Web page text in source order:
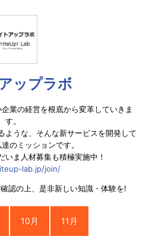
ップラボ
業の経営を根底から変革していきま
す。
ような、そんな新サービスを開発して
のミッションです。
いま人材募集も積極実施中！
lab.jp/join/
認の上、是非新しい知識・体験を!
10月 11月